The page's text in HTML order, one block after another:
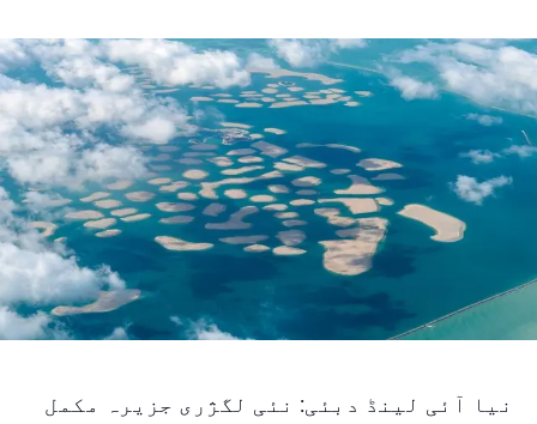
نیا آئی لینڈ دبئی: نئی لگژری جزیرہ مکمل